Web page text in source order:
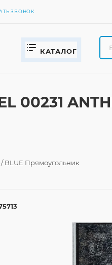
ЗВОНОК
КАТАЛОГ
00231
/ BLUE Прямоугольник